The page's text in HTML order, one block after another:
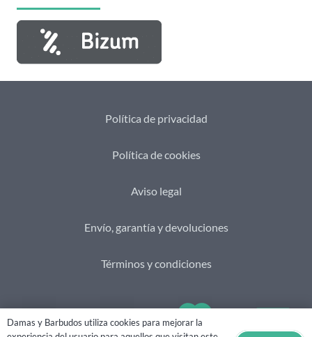
Política de privacidad
Política de cookies
Aviso legal
Envío, garantía y devoluciones
Términos y condiciones
Damas y Barbudos utiliza cookies para mejorar la